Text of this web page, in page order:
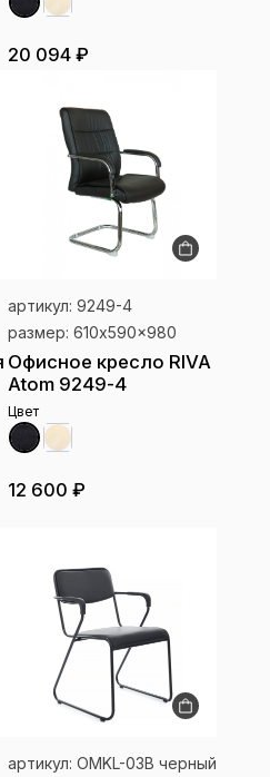
20 094 ₽
артикул: 9249-4
размер: 610x590x980
Офисное кресло RIVA
Atom 9249-4
Цвет
12 600 ₽
артикул: OMKL-03B черный